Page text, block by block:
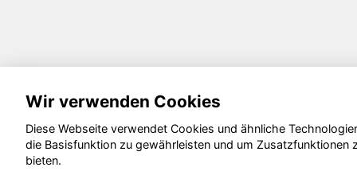
Wir verwenden Cookies
Diese Webseite verwendet Cookies und ähnliche
die Basisfunktion zu gewährleisten und um Zusatzfunktionen
bieten.